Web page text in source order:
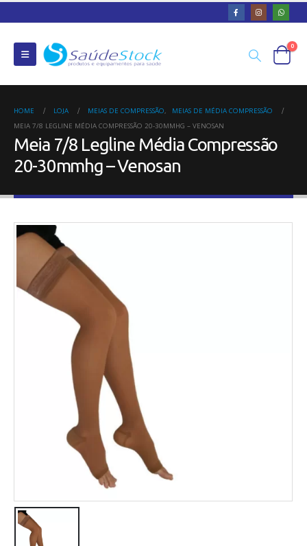
0
HOME LOJA MEIAS DE COMPRESSÃO,
MEIAS DE MÉDIA COMPRESSÃO
MEIA 7/8 LEGLINE MÉDIA COMPRESSÃO 20-30MMHG – VENOSAN
Meia 7/8 Legline Média Compressão
20-30mmhg – Venosan